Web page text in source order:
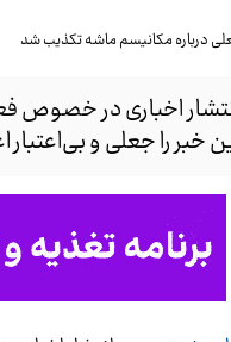
اخباری در خصوص
خبر را جعلی و